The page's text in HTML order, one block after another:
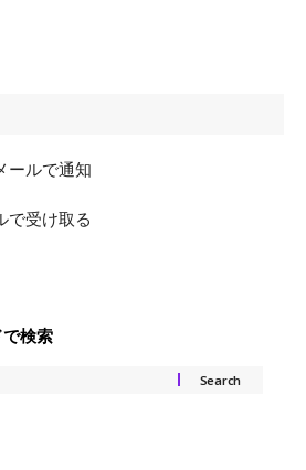
ールで通知
で受け取る
検索